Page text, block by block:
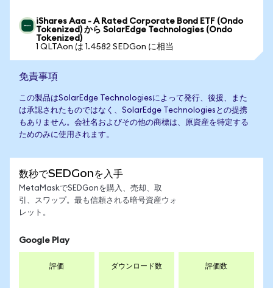
iShares Aaa - A Rated Corporate Bond ETF (Ondo
Tokenized) から SolarEdge Technologies (Ondo
Tokenized)
1 QLTAon は 1.4582 SEDGon に相当
免責事項
この製品はSolarEdge Technologiesによって発行、後援、また
は承認されたものではなく、SolarEdge Technologiesとの提携
もありません。会社名およびその他の商標は、原資産を特定する
ためのみに使用されます。
数秒でSEDGonを入手
MetaMaskでSEDGonを購入、売却、取
引、スワップ。最も信頼される暗号資産ウォ
レット。
Google Play
評価 ダウンロード数 評価数